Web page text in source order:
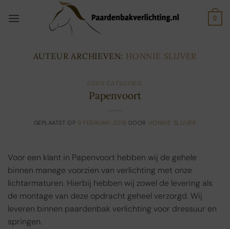
naar
0
AUTEUR ARCHIEVEN: HONNIE SLIJVER
GEEN CATEGORIE
Papenvoort
GEPLAATST OP 9 FEBRUARI 2018 DOOR HONNIE SLIJVER
Voor een klant in Papenvoort hebben wij de gehele
binnen manege voorzien van verlichting met onze
lichtarmaturen. Hierbij hebben wij zowel de levering als
de montage van deze opdracht geheel verzorgd. Wij
leveren binnen paardenbak verlichting voor dressuur en
springen.